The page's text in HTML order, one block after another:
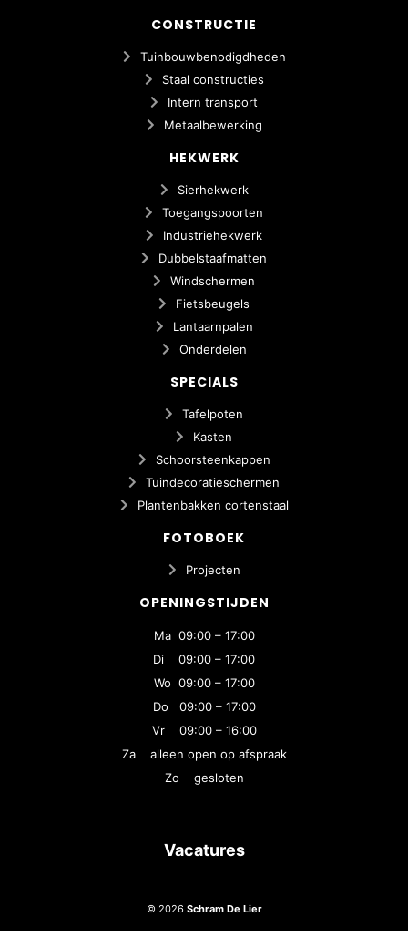
CONSTRUCTIE
Tuinbouwbenodigdheden
Staal constructies
Intern transport
Metaalbewerking
HEKWERK
Sierhekwerk
Toegangspoorten
Industriehekwerk
Dubbelstaafmatten
Windschermen
Fietsbeugels
Lantaarnpalen
Onderdelen
SPECIALS
Tafelpoten
Kasten
Schoorsteenkappen
Tuindecoratieschermen
Plantenbakken cortenstaal
FOTOBOEK
Projecten
OPENINGSTIJDEN
Ma 09:00 – 17:00
Di 09:00 – 17:00
Wo 09:00 – 17:00
Do 09:00 – 17:00
Vr 09:00 – 16:00
Za alleen open op afspraak
Zo gesloten
Vacatures
© 2026 Schram De Lier